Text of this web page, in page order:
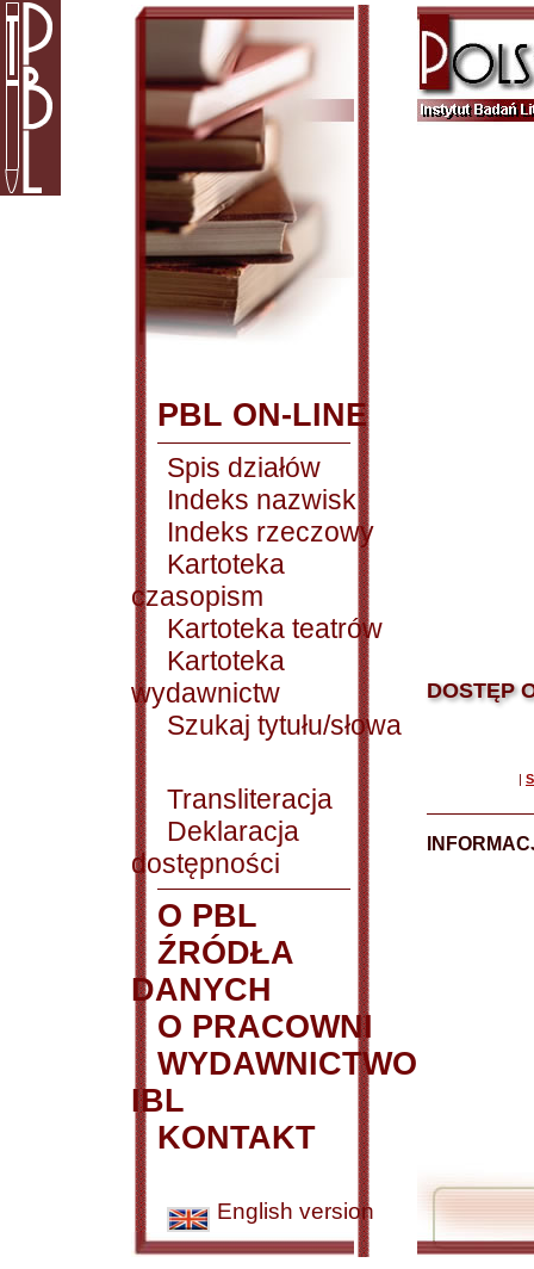
PBL ON-LINE
Spis działów
Indeks nazwisk
Indeks rzeczowy
Kartoteka
czasopism
Kartoteka teatrów
Kartoteka
wydawnictw
Szukaj tytułu/słowa
Transliteracja
Deklaracja
dostępności
O PBL
ŹRÓDŁA
DANYCH
O PRACOWNI
WYDAWNICTWO
IBL
KONTAKT
English version
DOSTĘP
|